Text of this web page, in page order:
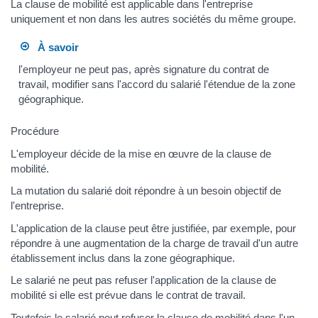
La clause de mobilité est applicable dans l'entreprise
uniquement et non dans les autres sociétés du même groupe.
À savoir
l'employeur ne peut pas, après signature du contrat de
travail, modifier sans l'accord du salarié l'étendue de la zone
géographique.
Procédure
L'employeur décide de la mise en œuvre de la clause de
mobilité.
La mutation du salarié doit répondre à un besoin objectif de
l'entreprise.
L'application de la clause peut être justifiée, par exemple, pour
répondre à une augmentation de la charge de travail d'un autre
établissement inclus dans la zone géographique.
Le salarié ne peut pas refuser l'application de la clause de
mobilité si elle est prévue dans le contrat de travail.